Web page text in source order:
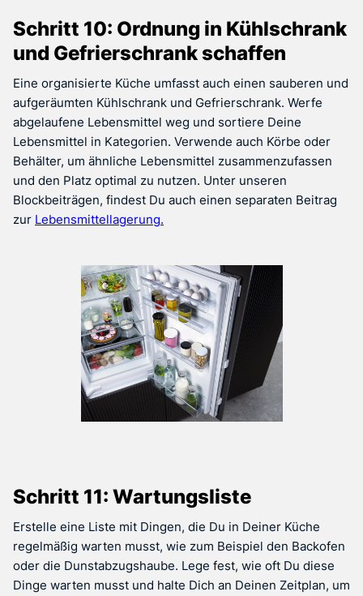
Schritt 10: Ordnung in Kühlschrank
und Gefrierschrank schaffen
Eine organisierte Küche umfasst auch einen sauberen und
aufgeräumten Kühlschrank und Gefrierschrank. Werfe
abgelaufene Lebensmittel weg und sortiere Deine
Lebensmittel in Kategorien. Verwende auch Körbe oder
Behälter, um ähnliche Lebensmittel zusammenzufassen
und den Platz optimal zu nutzen. Unter unseren
Blockbeiträgen, findest Du auch einen separaten Beitrag
zur Lebensmittellagerung.
Schritt 11: Wartungsliste
Erstelle eine Liste mit Dingen, die Du in Deiner Küche
regelmäßig warten musst, wie zum Beispiel den Backofen
oder die Dunstabzugshaube. Lege fest, wie oft Du diese
Dinge warten musst und halte Dich an Deinen Zeitplan, um